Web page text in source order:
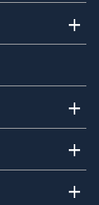
+
+
+
+